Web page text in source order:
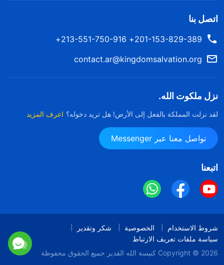
اتصل بنا
201-153-829-389+ 213-551-750-916+
contact.ar@kingdomsalvation.org
نزل ملكوت الله.
لقد نزلت المملكة بالفعل إلى الأرض! هل تريد دخوله؟ اعرف المزيد
تواصل معنا عبر Messenger
اتبعنا
شروط الاستخدام الخصوصية
شكر وتقدير
سياسة ملفات تعريف الارتباط
Copyright © 2026 كنيسة الله القدير جميع الحقوق محفوظة